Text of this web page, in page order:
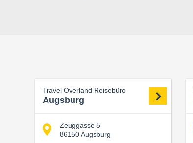
Travel Overland Reisebüro
Augsburg
Zeuggasse 5
86150 Augsburg